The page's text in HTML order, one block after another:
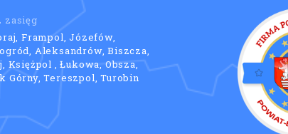
zasięg
Frampol, Józefów,
Aleksandrów, Biszcza,
Księżpol , Łukowa, Obsza,
Górny, Tereszpol, Turobin